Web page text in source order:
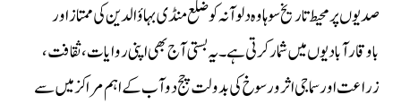
صدیوں پر محیط تاریخ سوہاوہ دلوآنہ کو ضلع منڈی بہاؤالدین کی ممتاز اور
باوقار آبادیوں میں شمار کرتی ہے۔ یہ بستی آج بھی اپنی روایات، ثقافت،
زراعت اور سماجی اثر و رسوخ کی بدولت چج دوآب کے اہم مراکز میں سے